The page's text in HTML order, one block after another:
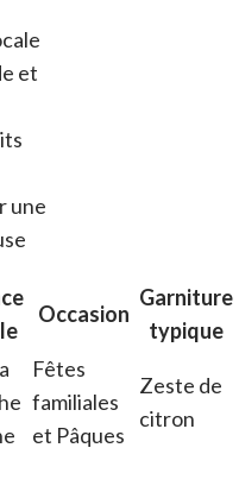
et
une
Occasion
Garniture
typique
Fêtes
familiales
et Pâques
Zeste de
citron